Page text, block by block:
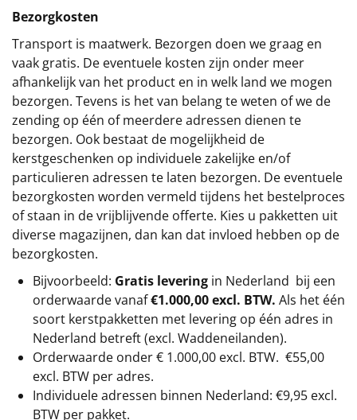
Bezorgkosten
Transport is maatwerk. Bezorgen doen we graag en
vaak gratis. De eventuele kosten zijn onder meer
afhankelijk van het product en in welk land we mogen
bezorgen. Tevens is het van belang te weten of we de
zending op één of meerdere adressen dienen te
bezorgen. Ook bestaat de mogelijkheid de
kerstgeschenken op individuele zakelijke en/of
particulieren adressen te laten bezorgen. De eventuele
bezorgkosten worden vermeld tijdens het bestelproces
of staan in de vrijblijvende offerte. Kies u pakketten uit
diverse magazijnen, dan kan dat invloed hebben op de
bezorgkosten.
Bijvoorbeeld: Gratis levering in Nederland bij een
orderwaarde vanaf€1.000,00 excl. BTW. Als het één
soort kerstpakketten met levering op één adres in
Nederland betreft (excl. Waddeneilanden).
Orderwaarde onder € 1.000,00 excl. BTW. €55,00
excl. BTW per adres.
Individuele adressen binnen Nederland: €9,95 excl.
BTW per pakket.